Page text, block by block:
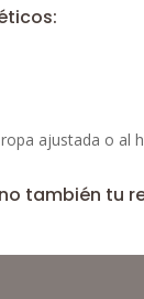
ajustada o al
también tu